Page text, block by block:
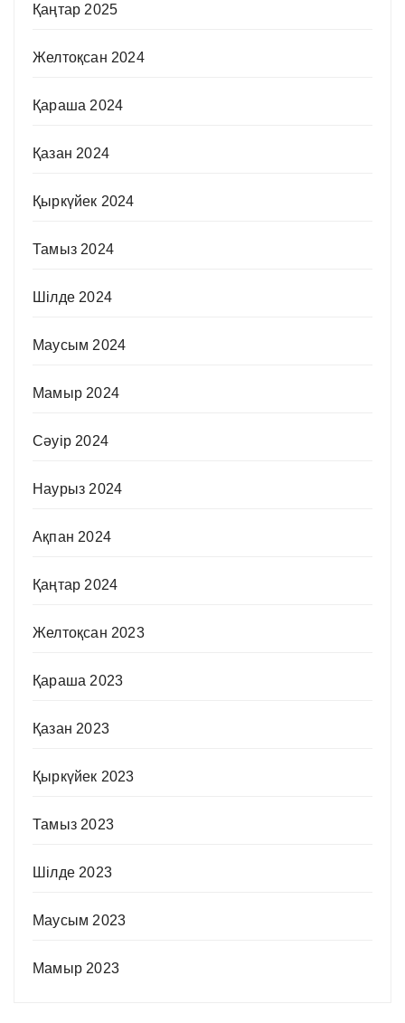
Қаңтар 2025
Желтоқсан 2024
Қараша 2024
Қазан 2024
Қыркүйек 2024
Тамыз 2024
Шілде 2024
Маусым 2024
Мамыр 2024
Сәуір 2024
Наурыз 2024
Ақпан 2024
Қаңтар 2024
Желтоқсан 2023
Қараша 2023
Қазан 2023
Қыркүйек 2023
Тамыз 2023
Шілде 2023
Маусым 2023
Мамыр 2023